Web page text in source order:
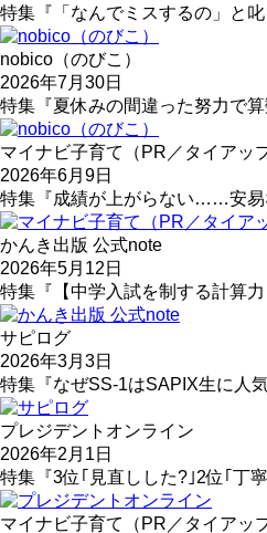
特集『「なんでミスするの」と
nobico（のびこ）
2026年7月30日
特集『夏休みの間違った努力で
マイナビ子育て（PR／タイアッ
2026年6月9日
特集『成績が上がらない……安易
かんき出版 公式note
2026年5月12日
特集『【中学入試を制する計算
サピログ
2026年3月3日
特集『なぜSS-1はSAPIX生に人
プレジデントオンライン
2026年2月1日
特集『3位｢見直しした?｣2位｢丁
マイナビ子育て（PR／タイアッ